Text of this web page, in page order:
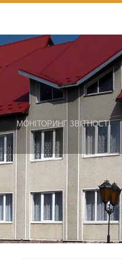
МОНІТОРИНГ ЗВІТНОСТІ